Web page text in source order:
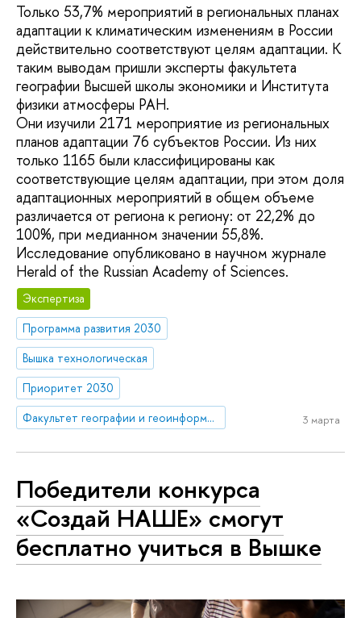
Только 53,7% мероприятий в региональных планах
адаптации к климатическим изменениям в России
действительно соответствуют целям адаптации. К
таким выводам пришли эксперты факультета
географии Высшей школы экономики и Института
физики атмосферы РАН.
Они изучили 2171 мероприятие из региональных
планов адаптации 76 субъектов России. Из них
только 1165 были классифицированы как
соответствующие целям адаптации, при этом доля
адаптационных мероприятий в общем объеме
различается от региона к региону: от 22,2% до
100%, при медианном значении 55,8%.
Исследование опубликовано в научном журнале
Herald of the Russian Academy of Sciences.
Экспертиза
Программа развития 2030
Вышка технологическая
Приоритет 2030
Факультет географии и геоинформационных технологий
3 марта
Победители конкурса
«Создай НАШЕ» смогут
бесплатно учиться в Вышке